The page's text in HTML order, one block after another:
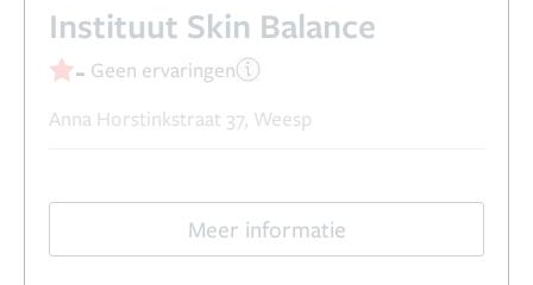
Instituut Skin Balance
- Geen ervaringen
Anna Horstinkstraat 37, Weesp
Meer informatie